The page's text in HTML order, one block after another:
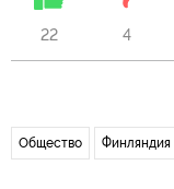
22 4
Общество Финляндия